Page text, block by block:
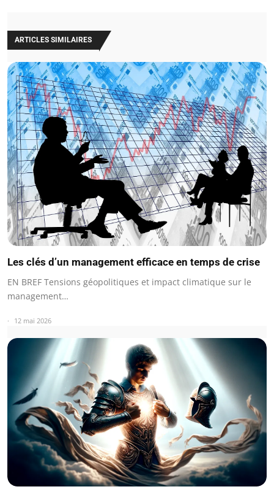
ARTICLES SIMILAIRES
Les clés d’un management efficace en temps de crise
EN BREF Tensions géopolitiques et impact climatique sur le
management…
12 mai 2026